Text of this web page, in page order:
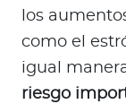
los
como el
igual
riesgo